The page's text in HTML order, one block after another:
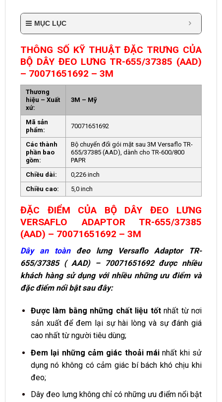
MỤC LỤC
THÔNG SỐ KỸ THUẬT ĐẶC TRƯNG CỦA
BỘ DÂY ĐEO LƯNG TR-655/37385 (AAD)
– 70071651692 – 3M
Thương
hiệu – Xuất
xứ:
3M – Mỹ
Mã sản
phẩm:
70071651692
Các thành
phần bao
gồm:
Bộ chuyển đổi gói mặt sau 3M Versaflo TR-
655/37385 (AAD), dành cho TR-600/800
PAPR
Chiều dài:
0,226 inch
Chiều cao:
5,0 inch
ĐẶC ĐIỂM CỦA BỘ DÂY ĐEO LƯNG
VERSAFLO ADAPTOR TR-655/37385
(AAD) – 70071651692 – 3M
Dây an toànđeo lưng Versaflo Adaptor TR-
655/37385 ( AAD) – 70071651692 được nhiều
khách hàng sử dụng với nhiều những ưu điểm và
đặc điểm nổi bật sau đây:
Được làm bằng những chất liệu tốtnhất từ nơi
sản xuất để đem lại sự hài lòng và sự đánh giá
cao nhất từ người tiêu dùng;
Đem lại những cảm giác thoải máinhất khi sử
dụng nó không có cảm giác bí bách khó chịu khi
đeo;
Dây đeo lưng không chỉ có những ưu điểm nổi bật